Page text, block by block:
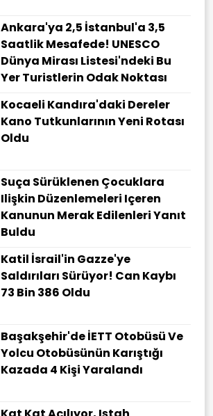
Ankara'ya 2,5 İstanbul'a 3,5
Saatlik Mesafede! UNESCO
Dünya Mirası Listesi'ndeki Bu
Yer Turistlerin Odak Noktası
Kocaeli Kandıra'daki Dereler
Kano Tutkunlarının Yeni Rotası
Oldu
Suça Sürüklenen Çocuklara
Ilişkin Düzenlemeleri Içeren
Kanunun Merak Edilenleri Yanıt
Buldu
Katil İsrail'in Gazze'ye
Saldırıları Sürüyor! Can Kaybı
73 Bin 386 Oldu
Başakşehir'de İETT Otobüsü Ve
Yolcu Otobüsünün Karıştığı
Kazada 4 Kişi Yaralandı